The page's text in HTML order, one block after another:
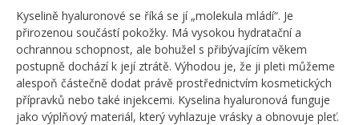
Kyselině hyaluronové se říká se jí „molekula mládí“. Je
přirozenou součástí pokožky. Má vysokou hydratační a
ochrannou schopnost, ale bohužel s přibývajícím věkem
postupně dochází k její ztrátě. Výhodou je, že ji pleti můžeme
alespoň částečně dodat právě prostřednictvím kosmetických
přípravků nebo také injekcemi. Kyselina hyaluronová funguje
jako výplňový materiál, který vyhlazuje vrásky a obnovuje pleť.